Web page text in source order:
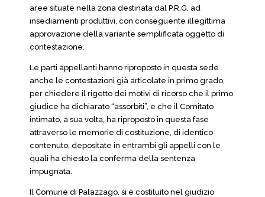
aree situate nella zona destinata dal P.R.G. ad
insediamenti produttivi, con conseguente illegittima
approvazione della variante semplificata oggetto di
contestazione.
Le parti appellanti hanno riproposto in questa sede
anche le contestazioni già articolate in primo grado,
per chiedere il rigetto dei motivi di ricorso che il primo
giudice ha dichiarato “assorbiti”, e che il Comitato
intimato, a sua volta, ha riproposto in questa fase
attraverso le memorie di costituzione, di identico
contenuto, depositate in entrambi gli appelli con le
quali ha chiesto la conferma della sentenza
impugnata.
Il Comune di Palazzago, si è costituito nel giudizio